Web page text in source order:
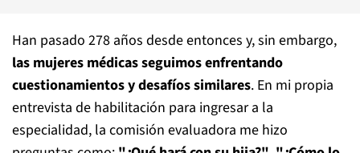
Han pasado 278 años desde entonces y, sin embargo,
las mujeres médicas seguimos enfrentando
cuestionamientos y desafíos similares. En mi propia
entrevista de habilitación para ingresar a la
especialidad, la comisión evaluadora me hizo